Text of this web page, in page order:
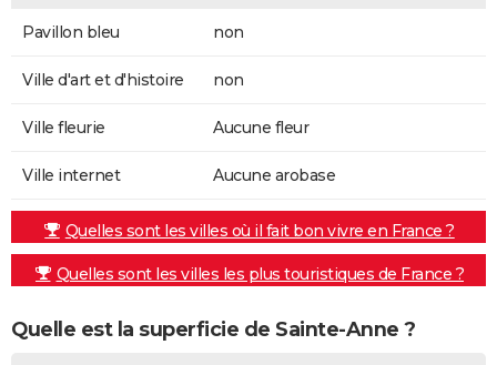
Pavillon bleu non
Ville d'art et d'histoire non
Ville fleurie Aucune fleur
Ville internet Aucune arobase
Quelles sont les villes où il fait bon vivre en France ?
Quelles sont les villes les plus touristiques de France ?
Quelle est la superficie de Sainte-Anne ?